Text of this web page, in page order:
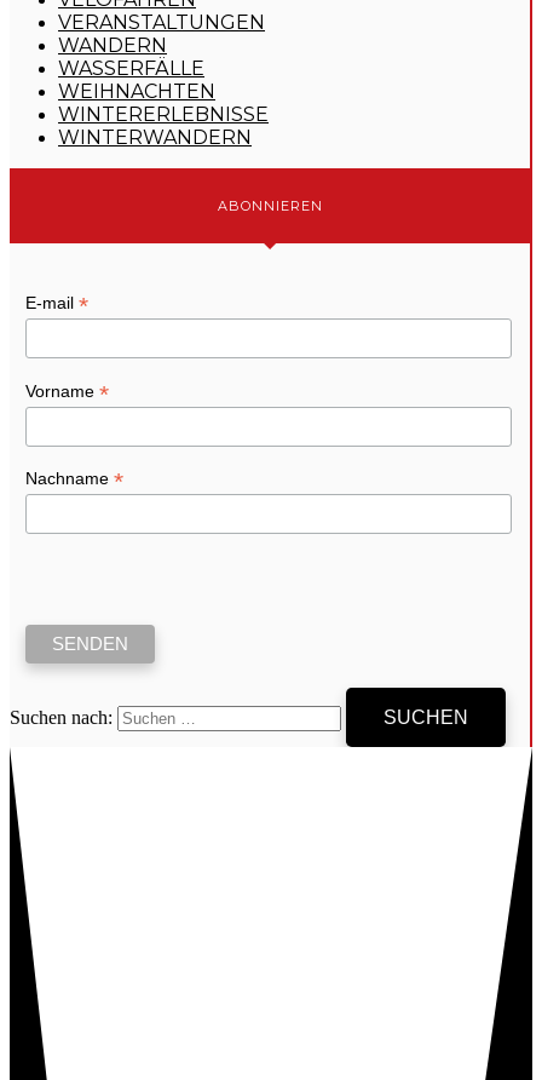
VERANSTALTUNGEN
WANDERN
WASSERFÄLLE
WEIHNACHTEN
WINTERERLEBNISSE
WINTERWANDERN
ABONNIEREN
E-mail *
Vorname *
Nachname *
Suchen nach: